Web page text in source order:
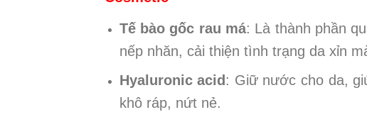
Tế bào gốc rau má: Là thành phần
nếp nhăn, cải thiện tình trạng da xỉn
Hyaluronic acid : Giữ nước cho da,
khô ráp, nứt nẻ.